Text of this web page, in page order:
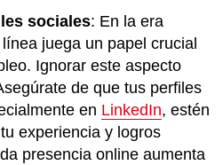
sociales: En la era
juega un papel crucial
Ignorar este aspecto
de que tus perfiles
en LinkedIn, estén
experiencia y logros
presencia online aumenta